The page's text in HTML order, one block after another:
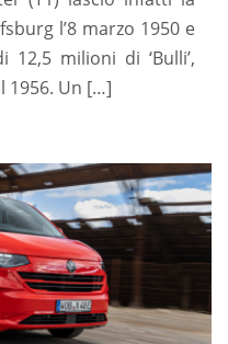
l’8 marzo 1950 e
milioni di ‘Bulli’,
1956. Un […]